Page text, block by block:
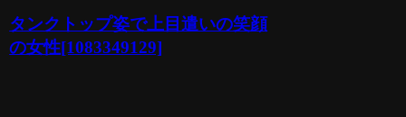
タンクトップ姿で上目遣いの笑顔
の女性[1083349129]